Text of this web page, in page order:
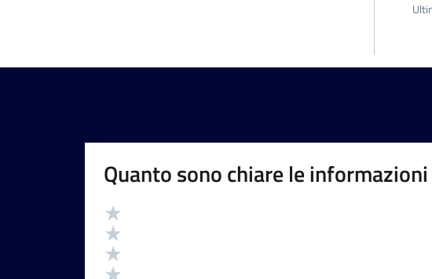
Quanto sono chiare le
Valutazione